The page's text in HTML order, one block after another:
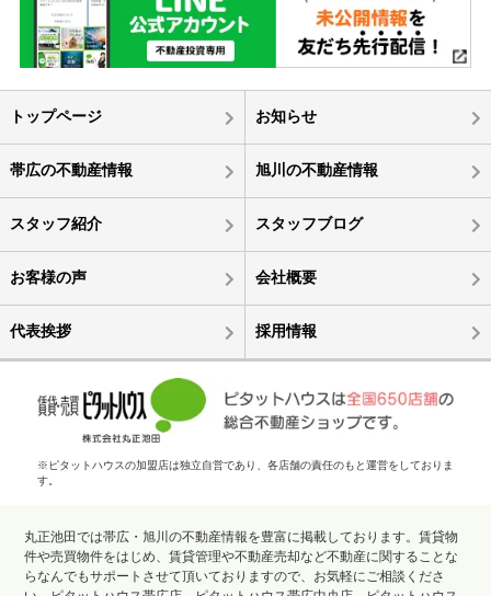
トップページ お知らせ
帯広の不動産情報 旭川の不動産情報
スタッフ紹介 スタッフブログ
お客様の声 会社概要
代表挨拶 採用情報
※ピタットハウスの加盟店は独立自営であり、各店舗の責任のもと運営をしておりま
す。
丸正池田では帯広・旭川の不動産情報を豊富に掲載しております。賃貸物
件や売買物件をはじめ、賃貸管理や不動産売却など不動産に関することな
らなんでもサポートさせて頂いておりますので、お気軽にご相談くださ